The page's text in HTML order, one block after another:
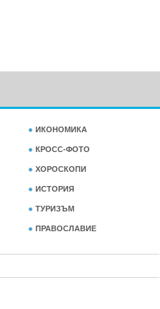
ИКОНОМИКА
КРОСС-ФОТО
ХОРОСКОПИ
ИСТОРИЯ
ТУРИЗЪМ
ПРАВОСЛАВИЕ